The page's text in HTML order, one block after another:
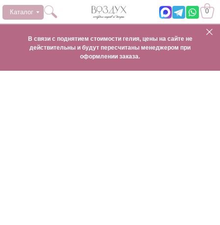
0
Каталог
В связи с поднятием стоимости гелия, цены на сайте не
действительны и будут пересчитаны менеджером при
оформлении заказа.